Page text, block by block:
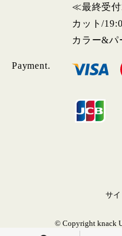
≪最終受
カット/
カラー&パ
Payment.
サ
© Copyright knack